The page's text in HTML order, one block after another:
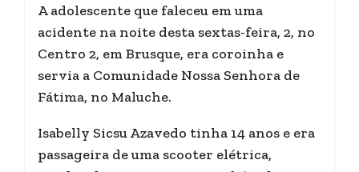
A adolescente que faleceu em uma
acidente na noite desta sextas-feira, 2, no
Centro 2, em Brusque, era coroinha e
servia a Comunidade Nossa Senhora de
Fátima, no Maluche.
Isabelly Sicsu Azavedo tinha 14 anos e era
passageira de uma scooter elétrica,